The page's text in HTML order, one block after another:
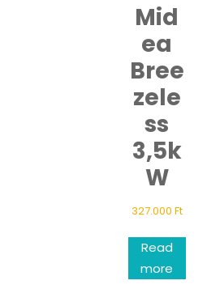
Mid
ea
Bree
zele
ss
3,5k
W
327.000 Ft
Read
more